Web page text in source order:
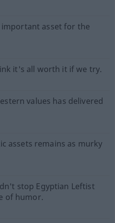
asset for the
it's all worth it if we try.
values has delivered
assets remains as murky
stop Egyptian Leftist
of humor.